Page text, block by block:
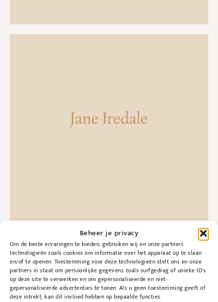
Beheer je privacy
Om de beste ervaringen te bieden, gebruiken wij en onze partners
technologieën zoals cookies om informatie over het apparaat op te slaan
en/of te openen. Toestemming voor deze technologieën stelt ons en onze
partners in staat om persoonlijke gegevens zoals surfgedrag of unieke ID's
op deze site te verwerken en om gepersonaliseerde en niet-
gepersonaliseerde advertenties te tonen. Als u geen toestemming geeft of
deze intrekt, kan dit invloed hebben op bepaalde functies.